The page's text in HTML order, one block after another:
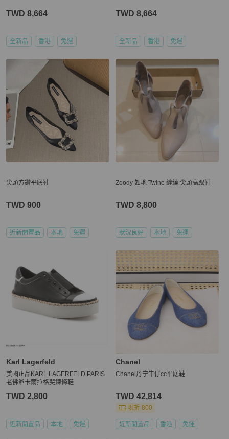
TWD 8,664
全新品 香港 免運
TWD 8,664
全新品 香港 免運
尖頭方鑽平底鞋
TWD 900
近新閒置品 本地 免運
Zoody 如地 Twine 纏繞 尖頭高跟鞋
TWD 8,800
狀況良好 本地 免運
Karl Lagerfeld
美國正品KARL LAGERFELD PARIS
老佛爺卡爾拉格斐鍊條鞋
TWD 2,800
近新閒置品 本地 免運
Chanel
Chanel丹宁牛仔cc平底鞋
TWD 42,814
現折 800
近新閒置品 香港 免運